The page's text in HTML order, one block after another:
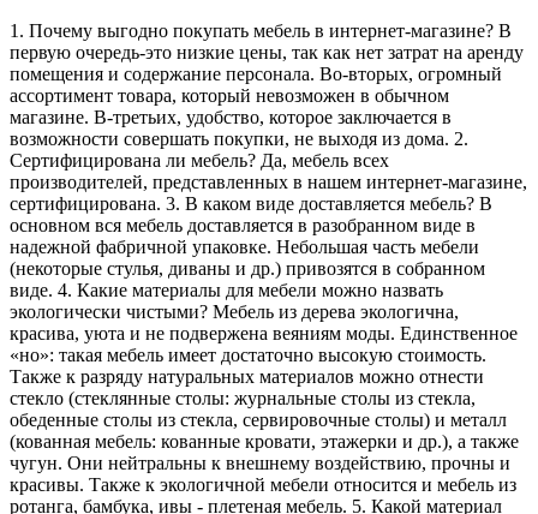
1. Почему выгодно покупать мебель в интернет-магазине? В
первую очередь-это низкие цены, так как нет затрат на аренду
помещения и содержание персонала. Во-вторых, огромный
ассортимент товара, который невозможен в обычном
магазине. В-третьих, удобство, которое заключается в
возможности совершать покупки, не выходя из дома. 2.
Сертифицирована ли мебель? Да, мебель всех
производителей, представленных в нашем интернет-магазине,
сертифицирована. 3. В каком виде доставляется мебель? В
основном вся мебель доставляется в разобранном виде в
надежной фабричной упаковке. Небольшая часть мебели
(некоторые стулья, диваны и др.) привозятся в собранном
виде. 4. Какие материалы для мебели можно назвать
экологически чистыми? Мебель из дерева экологична,
красива, уюта и не подвержена веяниям моды. Единственное
«но»: такая мебель имеет достаточно высокую стоимость.
Также к разряду натуральных материалов можно отнести
стекло (стеклянные столы: журнальные столы из стекла,
обеденные столы из стекла, сервировочные столы) и металл
(кованная мебель: кованные кровати, этажерки и др.), а также
чугун. Они нейтральны к внешнему воздействию, прочны и
красивы. Также к экологичной мебели относится и мебель из
ротанга, бамбука, ивы - плетеная мебель. 5. Какой материал